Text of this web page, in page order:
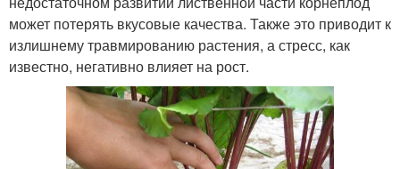
может потерять вкусовые качества. Также это приводит к
излишнему травмированию растения, а стресс, как
известно, негативно влияет на рост.